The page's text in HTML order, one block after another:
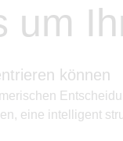
um
können
eine intelligent